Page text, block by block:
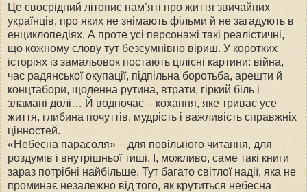
Це своєрідний літопис пам’яті про життя звичайних
українців, про яких не знімають фільми й не загадують в
енциклопедіях. А проте усі персонажі такі реалістичні,
що кожному слову тут безсумнівно віриш. У коротких
історіях із замальовок постають цілісні картини: війна,
час радянської окупації, підпільна боротьба, арешти й
концтабори, щоденна рутина, втрати, гіркий біль і
зламані долі… Й водночас – кохання, яке триває усе
життя, глибина почуттів, мудрість і важливість справжніх
цінностей.
«Небесна парасоля» – для повільного читання, для
роздумів і внутрішньої тиші. І, можливо, саме такі книги
зараз потрібні найбільше. Тут багато світлої надії, яка не
проминає незалежно від того, як крутиться небесна